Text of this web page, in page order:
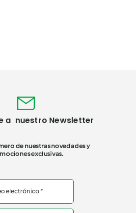
a nuestro Newsletter
de nuestras novedades y
exclusivas.